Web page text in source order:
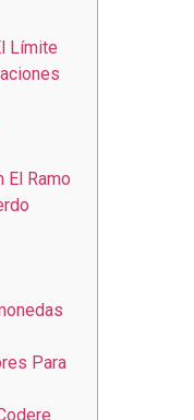
Límite
El Ramo
Para